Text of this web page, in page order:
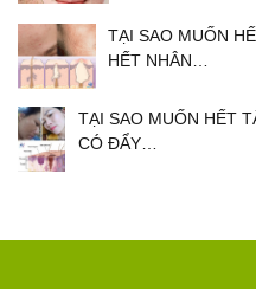
TẠI SAO MUỐN
HẾT NHÂN…
TẠI SAO MUỐN HẾT
CÓ ĐẨY…